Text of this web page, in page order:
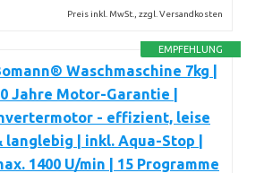
Preis inkl. MwSt., zzgl. Versandkosten
EMPFEHLUNG
Waschmaschine 7kg |
Jahre Motor-Garantie |
- effizient, leise
langlebig | inkl. Aqua-Stop |
1400 U/min | 15 Programme